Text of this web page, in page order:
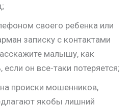
своего ребенка или
записку с контактами
малышу, как
если он все-таки потеряется;
происки мошенников,
якобы лишний